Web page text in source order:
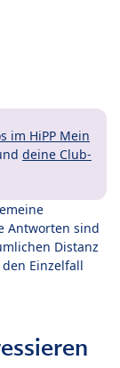
im HiPP Mein
deine Club-
Antworten sind
Distanz
Einzelfall